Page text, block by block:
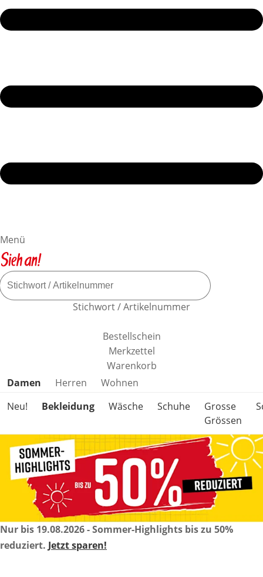
Menü
Stichwort / Artikelnummer
Bestellschein
Merkzettel
Warenkorb
Produktkategorien überspringen
Damen Herren
Wohnen
Neu!
Bekleidung Wäsche Schuhe
Grosse
Grössen
Nur bis 19.08.2026 - Sommer-Highlights bis zu 50%
reduziert. Jetzt sparen!